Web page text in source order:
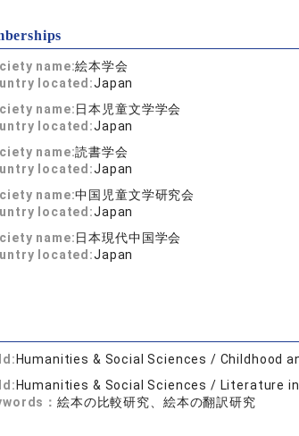
name:絵本学会
located:Japan
name:日本児童文学学会
located:Japan
name:読書学会
located:Japan
name:中国児童文学研究会
located:Japan
name:日本現代中国学会
located:Japan
Humanities & Social Sciences / Childhood
Humanities & Social Sciences / Literature in
：絵本の比較研究、絵本の翻訳研究